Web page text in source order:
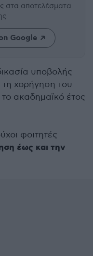
στα αποτελέσματα
Google
υποβολής
τη χορήγηση του
το ακαδημαϊκό έτος
φοιτητές
έως και την